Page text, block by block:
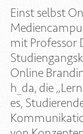
Einst selbst
mit Professor
Online
h_da, die
es,